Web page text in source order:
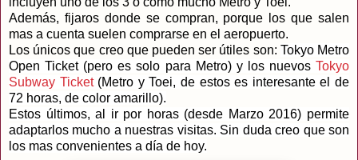
Además, fijaros donde se compran, porque los que salen
mas a cuenta suelen comprarse en el aeropuerto.
Los únicos que creo que pueden ser útiles son: Tokyo Metro
Open Ticket (pero es solo para Metro) y los nuevos Tokyo
Subway Ticket(Metro y Toei, de estos es interesante el de
72 horas, de color amarillo).
Estos últimos, al ir por horas (desde Marzo 2016) permite
adaptarlos mucho a nuestras visitas. Sin duda creo que son
los mas convenientes a día de hoy.